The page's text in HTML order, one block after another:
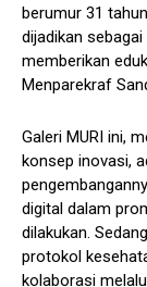
berumur 31
dijadikan
memberikan
Menparekraf
Galeri MURI ini,
konsep inovasi,
digital dalam
dilakukan.
protokol
kolaborasi